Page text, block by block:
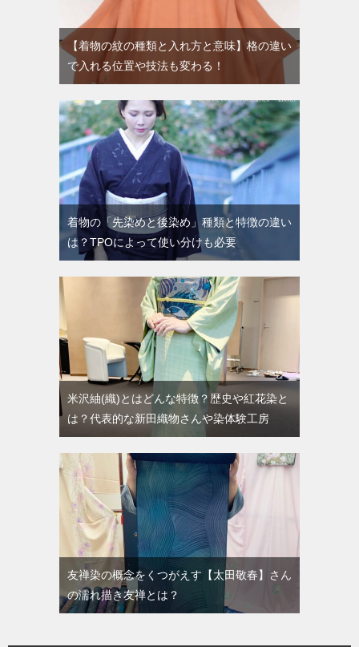
【着物の紋の種類と入れ方と意味】格の違い
で入れる位置や技法も変わる！
着物の「先染めと後染め」種類と特徴の違い
は？TPOによって使い分けも必要
米沢紬(織)とはどんな特徴？歴史や紅花染と
は？代表的な新田織物さんや染体験工房
友禅染の概念をくつがえす【太田敬春】さん
の濡れ描き友禅とは？